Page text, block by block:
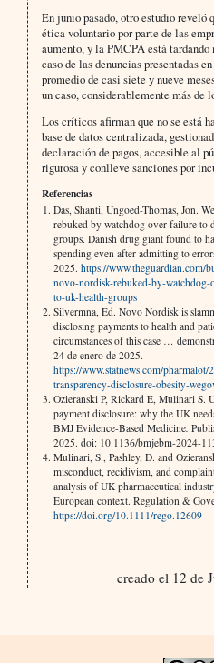
En junio pasado, otro estudio reveló
ética voluntario por parte de las
aumento, y la PMCPA está
caso de las denuncias presentadas
promedio de casi siete y nueve
un caso, considerablemente más de
Los críticos afirman que no se está
base de datos centralizada,
declaración de pagos, accesible al
rigurosa y conlleve sanciones por
Referencias
Das, Shanti, Ungoed-Thomas, Jon.
rebuked by watchdog over failure to
groups. Danish drug giant found to
spending even after admitting to
2025. https://www.theguardian.com/
novo-nordisk-rebuked-by-watchdog-
to-uk-health-groups
Silvermna, Ed. Novo Nordisk is
disclosing payments to health and
circumstances of this case …
24 de enero de 2025.
https://www.statnews.com/
transparency-disclosure-obesity-
Ozieranski P, Rickard E, Mulinari S.
payment disclosure: why the UK
BMJ Evidence-Based Medicine.
2025. doi: 10.1136/bmjebm-2024-
Mulinari, S., Pashley, D. and
misconduct, recidivism, and
analysis of UK pharmaceutical
European context. Regulation &
https://doi.org/10.1111/rego.12609
creado el 12 de